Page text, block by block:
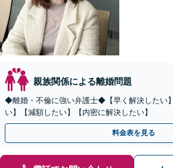
親族関係による離婚問題
◆離婚・不倫に強い弁護士◆【早く解決したい
い】【減額したい】【内密に解決したい】
料金表を見る